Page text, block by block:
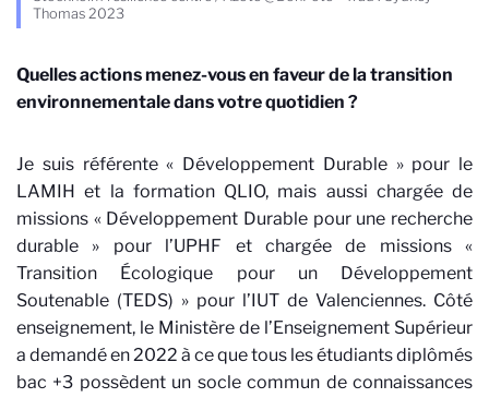
Thomas 2023
Quelles actions menez-vous en faveur de la transition
environnementale dans votre quotidien ?
Je suis référente « Développement Durable » pour le
LAMIH et la formation QLIO, mais aussi chargée de
missions « Développement Durable pour une recherche
durable » pour l’UPHF et chargée de missions «
Transition Écologique pour un Développement
Soutenable (TEDS) » pour l’IUT de Valenciennes. Côté
enseignement, le Ministère de l’Enseignement Supérieur
a demandé en 2022 à ce que tous les étudiants diplômés
bac +3 possèdent un socle commun de connaissances